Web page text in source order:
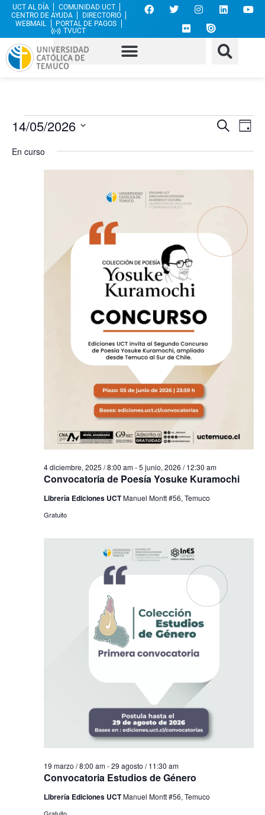
UCT AL DÍA
COMUNIDAD UCT
CENTRO DE AYUDA
DIRECTORIO
WEBMAIL
PORTAL DE PAGOS
TVUCT
de
de
BuscarDía
14/05/2026
la
fecha.
En curso
Convocatoria de Poesía Yosuke Kuramochi
4 diciembre, 2025 / 8:00 am-5 junio, 2026 / 12:30 am
Librería Ediciones UCTManuel Montt #56, Temuco
Gratuito
Convocatoria Estudios de Género
19 marzo / 8:00 am-29 agosto / 11:30 am
Librería Ediciones UCTManuel Montt #56, Temuco